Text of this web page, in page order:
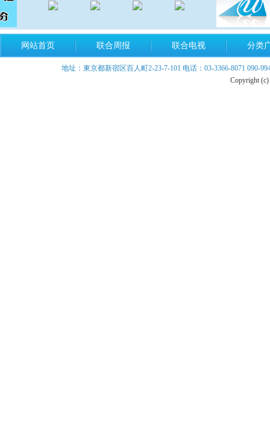
网站首页 联合周报 联合电视 分类
地址：東京都新宿区百人町2-23-7-101 电话：03-3366-8071 090-
Copyright (c)